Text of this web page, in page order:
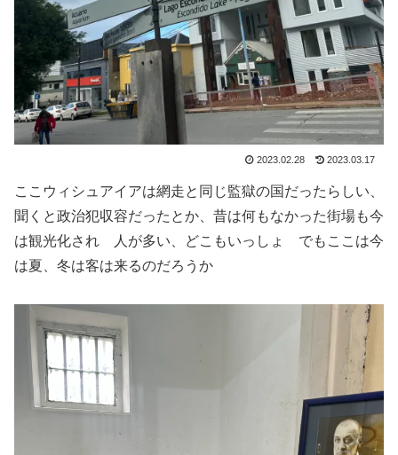
2023.02.28 2023.03.17
ここウィシュアイアは網走と同じ監獄の国だったらしい、
聞くと政治犯収容だったとか、昔は何もなかった街場も今
は観光化され 人が多い、どこもいっしょ でもここは今
は夏、冬は客は来るのだろうか